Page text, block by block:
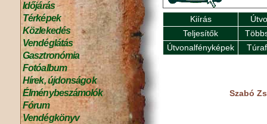
Időjárás
Térképek
Közlekedés
Vendéglátás
Gasztronómia
Fotóalbum
Hírek, újdonságok
Élménybeszámolók
Fórum
Vendégkönyv
Kiírás
Teljesítők
Útvonalfényképek
Szabó